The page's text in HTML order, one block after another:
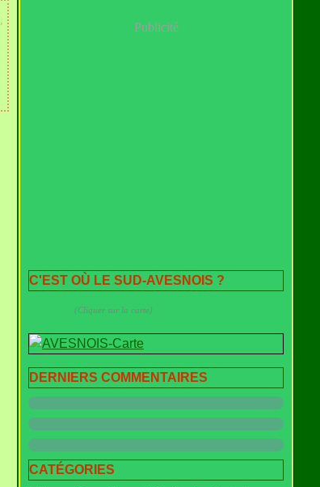
,
Publicité
C'EST OÙ LE SUD-AVESNOIS ?
(Cliquer sur la carte)
DERNIERS COMMENTAIRES
CATÉGORIES